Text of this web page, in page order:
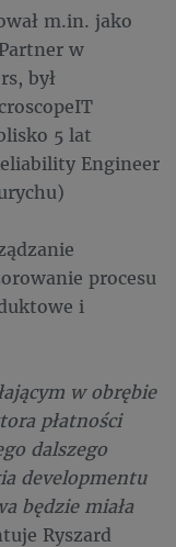
m.in. jako
w
był
5 lat
Engineer
procesu
i
w obrębie
płatności
dalszego
developmentu
będzie miała
Ryszard